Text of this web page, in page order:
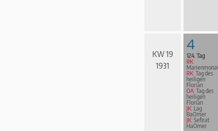
KW 19
1931
4
124. Tag
RK:
RK: Tag des
heiligen
Florian
OA: Tag des
heiligen
Florian
JK: Lag
BaOmer
JK: Sefirat
HaOmer